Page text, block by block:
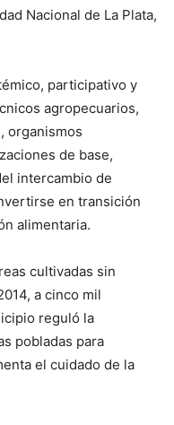
Nacional de La Plata,
participativo y
agropecuarios,
organismos
de base,
intercambio de
en transición
alimentaria.
cultivadas sin
a cinco mil
reguló la
pobladas para
el cuidado de la